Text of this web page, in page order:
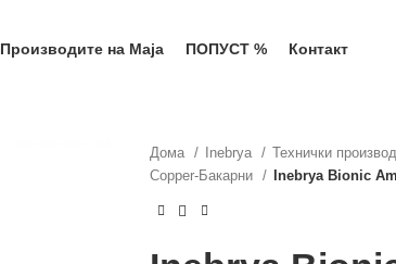
Производите на Маја ПОПУСТ % Контакт
Дома Inebrya Технички
Copper-Бакарни
Inebrya Bionic